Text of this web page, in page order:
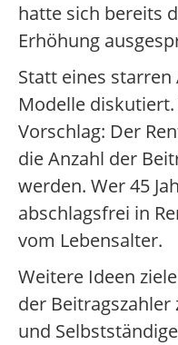
hatte sich bereits
Erhöhung
Statt eines
Modelle
Vorschlag: Der
die Anzahl der
werden. Wer 45
abschlagsfrei in
vom Lebensalter.
Weitere Ideen
der
und